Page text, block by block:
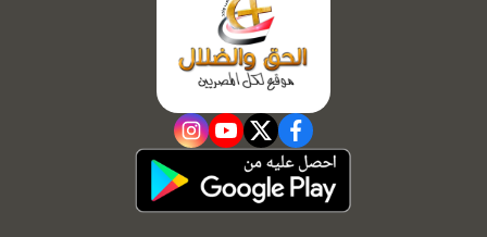
facebook
twitter
youtube
instagram